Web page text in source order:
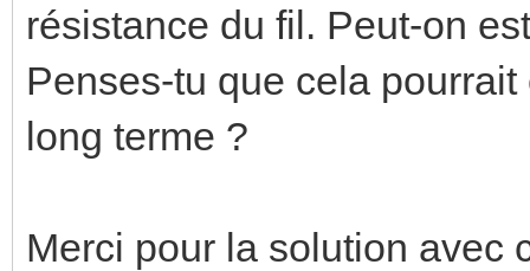
résistance du fil. Peut-on
Penses-tu que cela
long terme ?
Merci pour la solution avec